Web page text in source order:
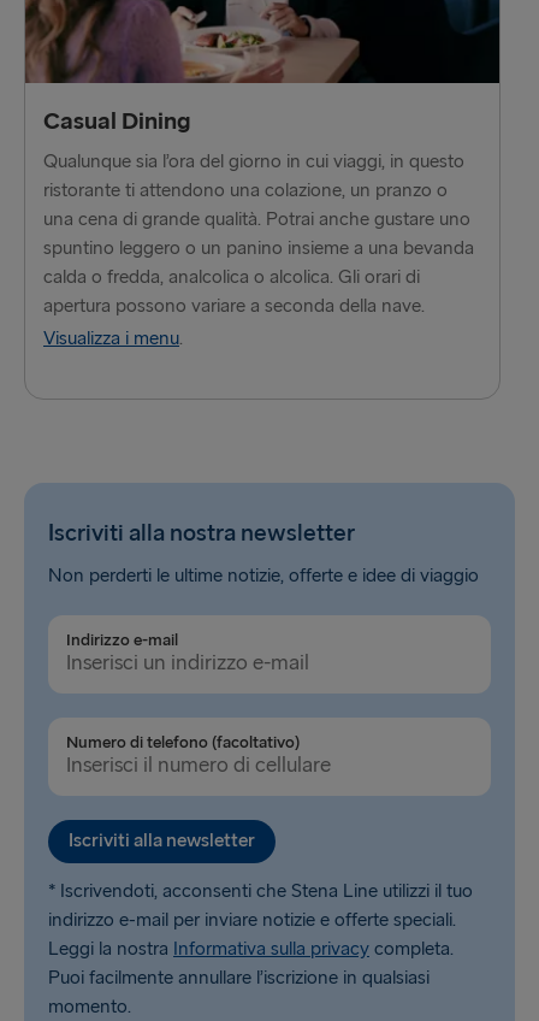
Hook of Holland → Harwich
Karlskrona → Gdynia
Kiel → Gothenburg
Liepāja → Travemünde
Liverpool → Belfast
Nynäshamn → Ventspils
Rosslare → Fishguard
Trelleborg → Rostock
Casual Dining
Qualunque sia l’ora del giorno in cui viaggi, in questo
ristorante ti attendono una colazione, un pranzo o
una cena di grande qualità. Potrai anche gustare uno
spuntino leggero o un panino insieme a una bevanda
calda o fredda, analcolica o alcolica. Gli orari di
apertura possono variare a seconda della nave.
Visualizza i menu.
Iscriviti alla nostra newsletter
Non perderti le ultime notizie, offerte e idee di viaggio
Indirizzo e-mail
Numero di telefono (facoltativo)
Iscriviti alla newsletter
* Iscrivendoti, acconsenti che Stena Line utilizzi il tuo
indirizzo e-mail per inviare notizie e offerte speciali.
Leggi la nostra Informativa sulla privacy completa.
Puoi facilmente annullare l’iscrizione in qualsiasi
momento.